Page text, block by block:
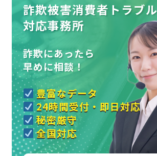
詐欺被害消費者トラブル
対応事務所
詐欺にあったら
早めに相談！
豊富なデータ
24時間受付・即日対応
秘密厳守
全国対応